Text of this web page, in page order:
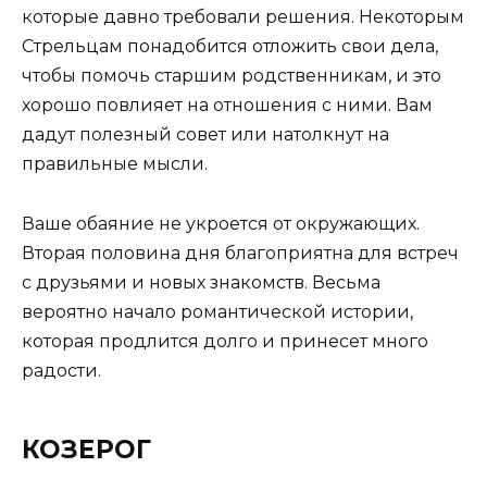
которые давно требовали решения. Некоторым
Стрельцам понадобится отложить свои дела,
чтобы помочь старшим родственникам, и это
хорошо повлияет на отношения с ними. Вам
дадут полезный совет или натолкнут на
правильные мысли.
Ваше обаяние не укроется от окружающих.
Вторая половина дня благоприятна для встреч
с друзьями и новых знакомств. Весьма
вероятно начало романтической истории,
которая продлится долго и принесет много
радости.
КОЗЕРОГ